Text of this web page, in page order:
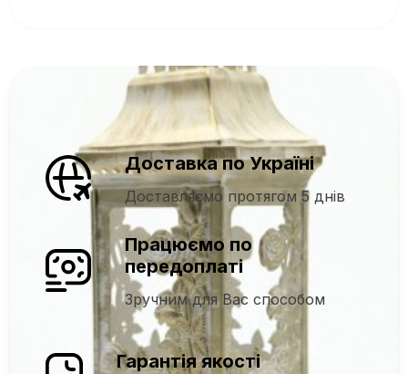
Доставка по Україні
Доставляємо протягом 5 днів
Працюємо по
передоплаті
Зручним для Вас способом
Гарантія якості